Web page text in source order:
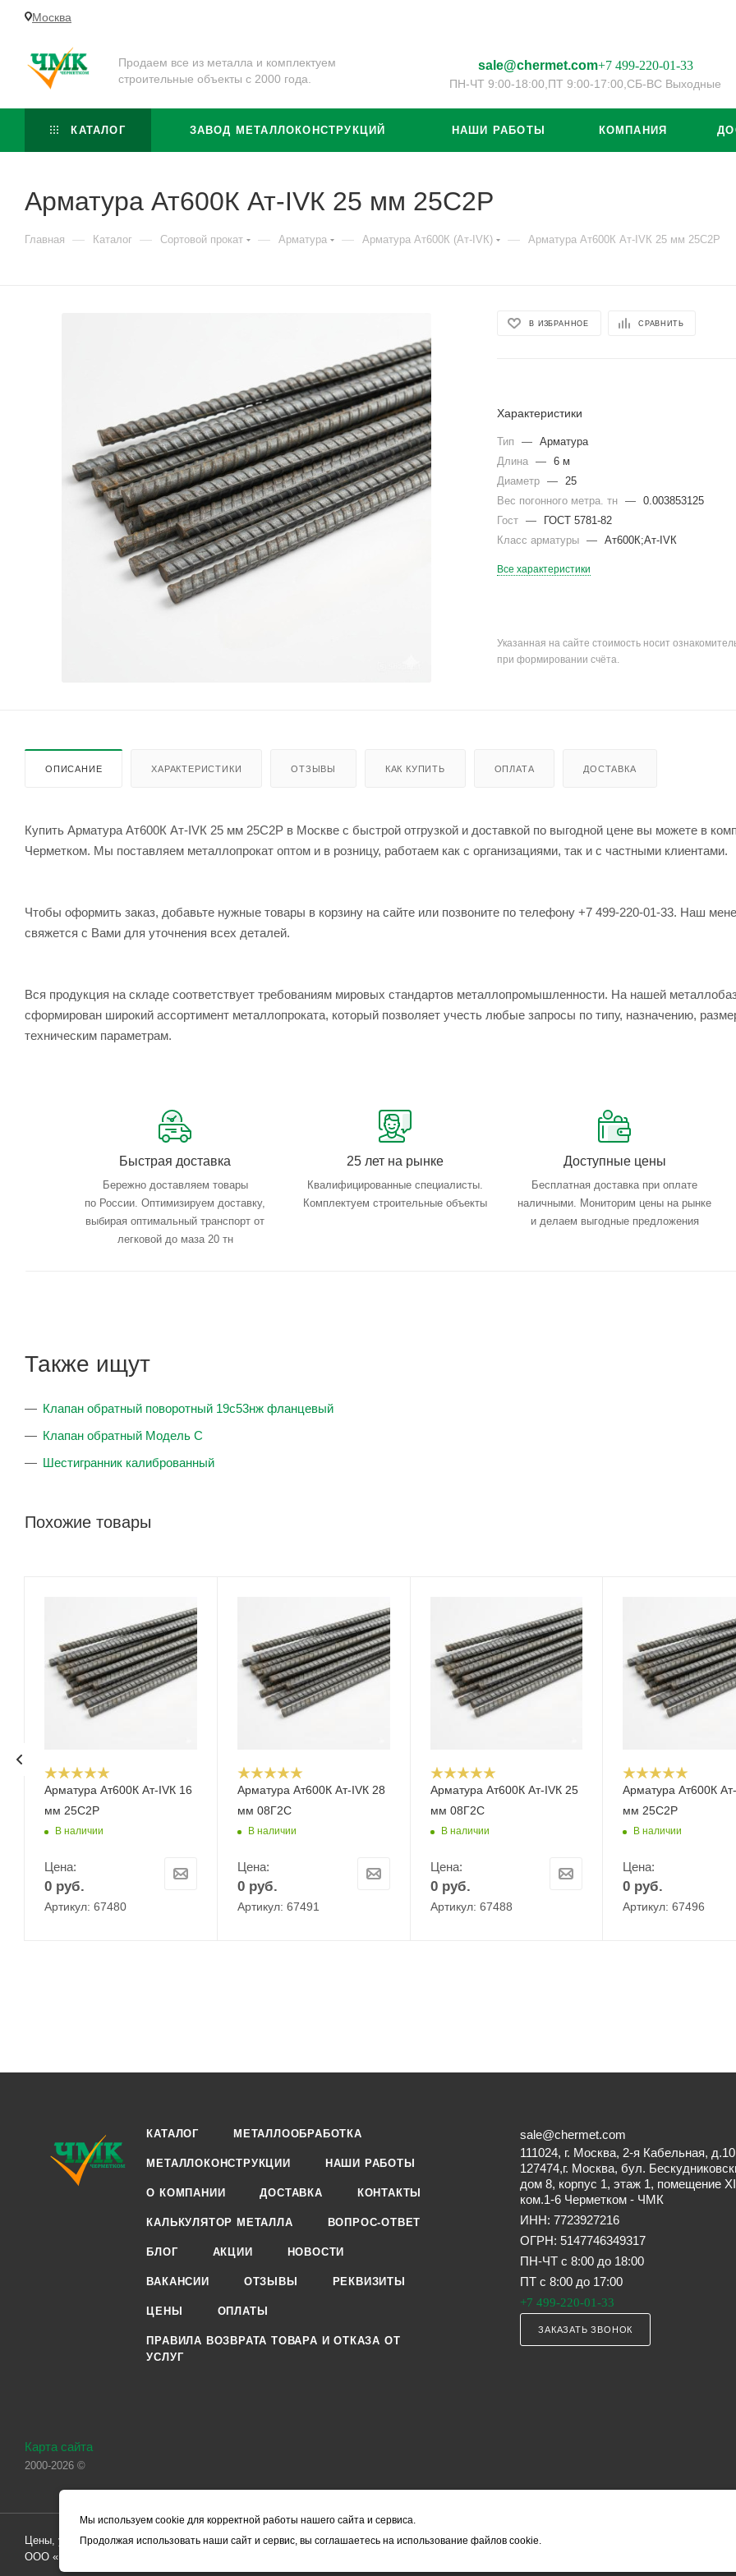
Москва
Продаем все из металла и комплектуем
строительные объекты с 2000 года.
sale@chermet.com+7 499-220-01-33
ПН-ЧТ 9:00-18:00, ПТ 9:00-17:00, СБ-ВС Выходные
КАТАЛОГ ЗАВОД МЕТАЛЛОКОНСТРУКЦИЙ НАШИ РАБОТЫ КОМПАНИЯ
Арматура Ат600К Ат-IVК 25 мм 25С2Р
Главная — Каталог — Сортовой прокат — Арматура — Арматура Ат600К (Ат-IVК) — Арматура Ат600К Ат-IVК 25 мм 25С2Р
В ИЗБРАННОЕ СРАВНИТЬ
Характеристики
Тип —
Арматура
Длина
—
6 м
Диаметр
—
25
Вес погонного метра. тн
—
0.003853125
Гост
—
ГОСТ 5781-82
Класс арматуры
— Ат600К;Ат-IVК
Все характеристики
Указанная на сайте стоимость носит
при формировании счёта.
ОПИСАНИЕ ХАРАКТЕРИСТИКИ ОТЗЫВЫ КАК КУПИТЬ ОПЛАТА ДОСТАВКА
Купить Арматура Ат600К Ат-IVК 25 мм 25С2Р в Москве с быстрой отгрузкой и доставкой по выгодной цене вы можете в
Черметком. Мы поставляем металлопрокат оптом и в розницу, работаем как с организациями, так и с частными клиентами.
Чтобы оформить заказ, добавьте нужные товары в корзину на сайте или позвоните по телефону +7 499-220-01-33. Наш
свяжется с Вами для уточнения всех деталей.
Вся продукция на складе соответствует требованиям мировых стандартов металлопромышленности. На нашей
сформирован широкий ассортимент металлопроката, который позволяет учесть любые запросы по типу, назначению,
техническим параметрам.
Быстрая доставка
Бережно доставляем товары
по России. Оптимизируем доставку,
выбирая оптимальный транспорт от
легковой до маза 20 тн
25 лет на рынке
Квалифицированные специалисты.
Комплектуем строительные объекты
Доступные цены
Бесплатная доставка при оплате
наличными. Мониторим цены на рынке
и делаем выгодные предложения
Также ищут
Клапан обратный поворотный 19с53нж фланцевый
Клапан обратный Модель С
Шестигранник калиброванный
Похожие товары
Арматура Ат600К Ат-IVК 16
мм 25С2Р
В наличии
Цена:
0 руб.
Артикул: 67480
Арматура Ат600К Ат-IVК 28
мм 08Г2С
В наличии
Цена:
0руб.
Артикул: 67491
Арматура Ат600К Ат-IVК 25
мм 08Г2С
В наличии
Цена:
0руб.
Артикул: 67488
Арматура Ат600К
мм 25С2Р
В наличии
Цена:
0 руб.
Артикул: 67496
КАТАЛОГ МЕТАЛЛООБРАБОТКА
МЕТАЛЛОКОНСТРУКЦИИ НАШИ РАБОТЫ
О КОМПАНИИ ДОСТАВКА КОНТАКТЫ
КАЛЬКУЛЯТОР МЕТАЛЛА ВОПРОС-ОТВЕТ
БЛОГ АКЦИИ НОВОСТИ
ВАКАНСИИ ОТЗЫВЫ РЕКВИЗИТЫ
ЦЕНЫ ОПЛАТЫ
ПРАВИЛА ВОЗВРАТА ТОВАРА И ОТКАЗА ОТ
УСЛУГ
sale@chermet.com
111024, г. Москва, 2-я Кабельная, д.10
127474,г. Москва, бул.
дом 8, корпус 1, этаж 1, помещение
ком.1-6 Черметком - ЧМК
ИНН: 7723927216
ОГРН: 5147746349317
ПН-ЧТ с 8:00 до 18:00
ПТ с 8:00 до 17:00
+7 499-220-01-33
ЗАКАЗАТЬ ЗВОНОК
Карта сайта
2000-2026 ©
Цены, указанные на сайте, носят справочный характер и не являются офертой (в соответствии со ст. 435 ГК РФ). Они могут изменяться в
ООО «ЧЕРМЕТ.КОМ» по заключению Договора. Окончательная стоимость товара формируется менеджером и уточняется вместе со сроками
Мы используем cookie для корректной работы нашего сайта и сервиса.
Продолжая использовать наши сайт и сервис, вы соглашаетесь на использование файлов cookie.